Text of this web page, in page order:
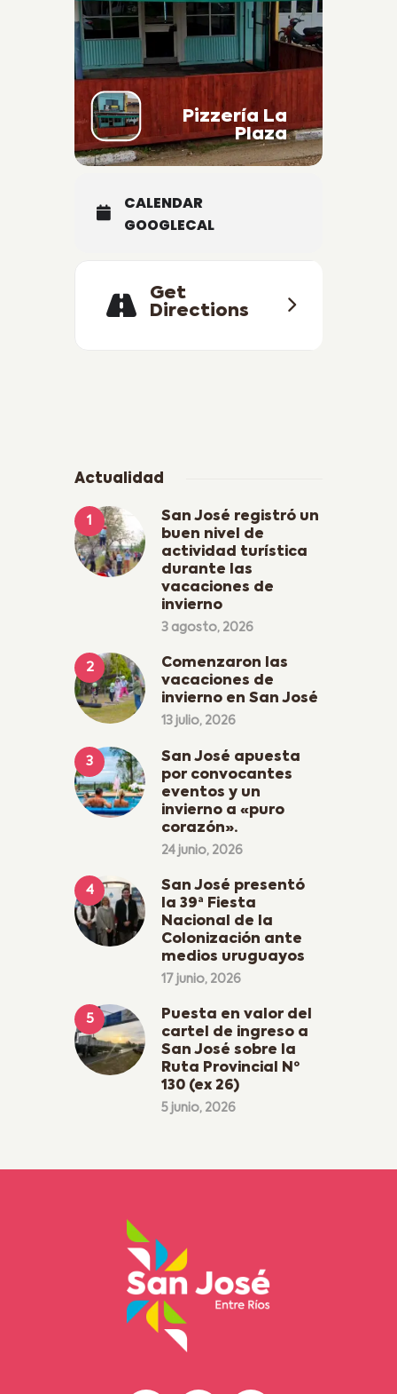
Pizzería La
Plaza
CALENDAR
GOOGLECAL
Get
Directions
Actualidad
San José registró un
buen nivel de
actividad turística
durante las
vacaciones de
invierno
3 agosto, 2026
Comenzaron las
vacaciones de
invierno en San José
13 julio, 2026
San José apuesta
por convocantes
eventos y un
invierno a «puro
corazón».
24 junio, 2026
San José presentó
la 39ª Fiesta
Nacional de la
Colonización ante
medios uruguayos
17 junio, 2026
Puesta en valor del
cartel de ingreso a
San José sobre la
Ruta Provincial Nº
130 (ex 26)
5 junio, 2026